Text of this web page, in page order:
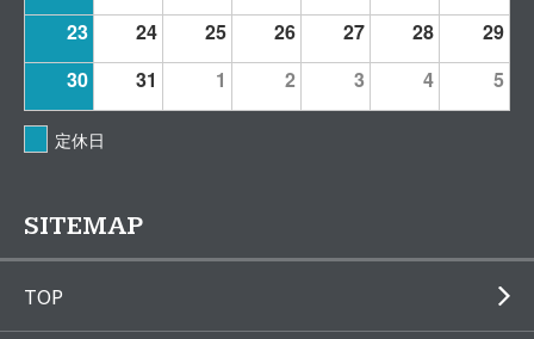
23
24 25 26 27 28
29
30
31 1 2 3 4 5
定休日
SITEMAP
TOP